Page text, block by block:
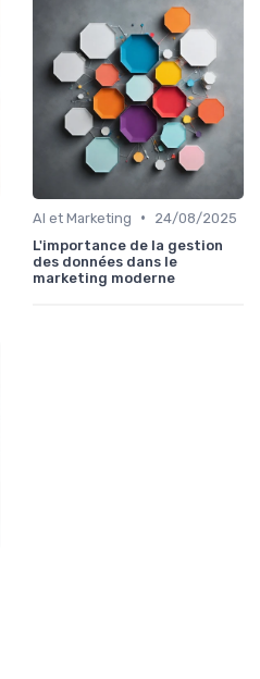
AI et Marketing •
24/08/2025
L'importance de la gestion
des données dans le
marketing moderne